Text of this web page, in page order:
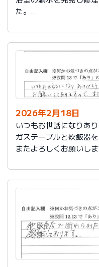
た。
かったです。
これからもよろしくお
2026年2月18日
いつもお世話になりあ
ガステーブルと炊飯器
またよろしくお願いしま